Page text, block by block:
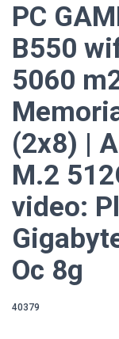
PC
B550
5060
(2x8) |
M.2
video:
Oc 8g
40379